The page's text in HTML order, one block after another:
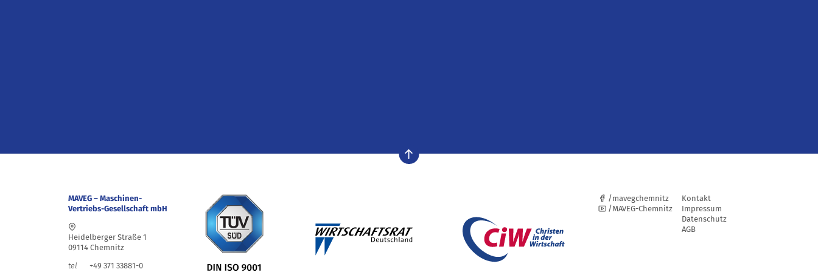
nach oben
MAVEG – Maschinen-
Vertriebs-Gesellschaft mbH
Heidelberger Straße 1
09114 Chemnitz
tel +49 371 33881-0
/mavegchemnitz
/MAVEG-Chemnitz
Kontakt
Impressum
Datenschutz
AGB